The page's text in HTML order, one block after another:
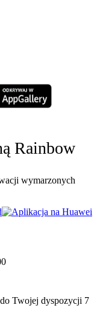
Rainbow
wymarzonych
Twojej dyspozycji 7